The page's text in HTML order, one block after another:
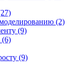
(2)
(9)
(6)
(9)